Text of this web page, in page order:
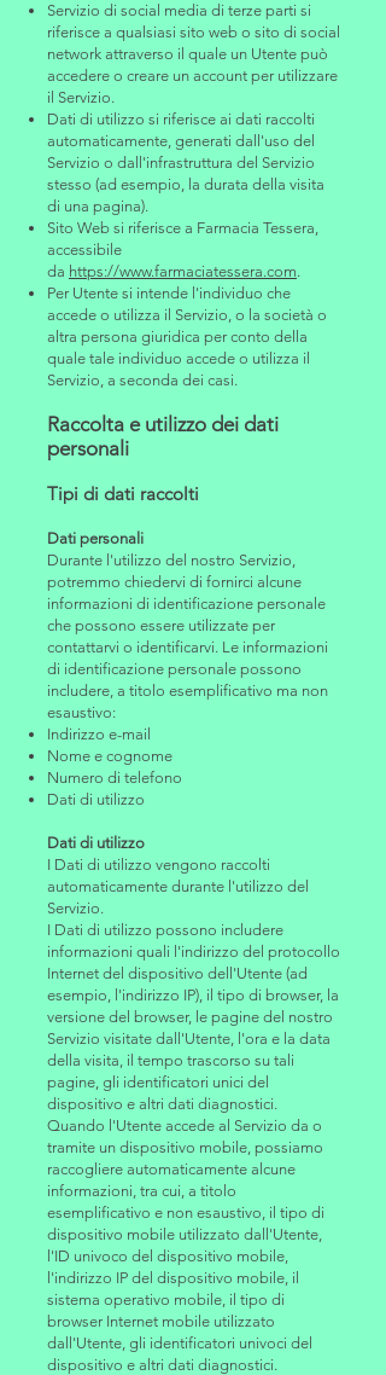
Servizio di social media di terze parti si
riferisce a qualsiasi sito web o sito di social
network attraverso il quale un Utente può
accedere o creare un account per utilizzare
il Servizio.
Dati di utilizzo si riferisce ai dati raccolti
automaticamente, generati dall'uso del
Servizio o dall'infrastruttura del Servizio
stesso (ad esempio, la durata della visita
di una pagina).
Sito Web si riferisce a Farmacia Tessera,
accessibile
da https://www.farmaciatessera.com.
Per Utente si intende l'individuo che
accede o utilizza il Servizio, o la società o
altra persona giuridica per conto della
quale tale individuo accede o utilizza il
Servizio, a seconda dei casi.
Raccolta e utilizzo dei dati
personali
Tipi di dati raccolti
Dati personali
Durante l'utilizzo del nostro Servizio,
potremmo chiedervi di fornirci alcune
informazioni di identificazione personale
che possono essere utilizzate per
contattarvi o identificarvi. Le informazioni
di identificazione personale possono
includere, a titolo esemplificativo ma non
esaustivo:
Indirizzo e-mail
Nome e cognome
Numero di telefono
Dati di utilizzo
Dati di utilizzo
I Dati di utilizzo vengono raccolti
automaticamente durante l'utilizzo del
Servizio.
I Dati di utilizzo possono includere
informazioni quali l'indirizzo del protocollo
Internet del dispositivo dell'Utente (ad
esempio, l'indirizzo IP), il tipo di browser, la
versione del browser, le pagine del nostro
Servizio visitate dall'Utente, l'ora e la data
della visita, il tempo trascorso su tali
pagine, gli identificatori unici del
dispositivo e altri dati diagnostici.
Quando l'Utente accede al Servizio da o
tramite un dispositivo mobile, possiamo
raccogliere automaticamente alcune
informazioni, tra cui, a titolo
esemplificativo e non esaustivo, il tipo di
dispositivo mobile utilizzato dall'Utente,
l'ID univoco del dispositivo mobile,
l'indirizzo IP del dispositivo mobile, il
sistema operativo mobile, il tipo di
browser Internet mobile utilizzato
dall'Utente, gli identificatori univoci del
dispositivo e altri dati diagnostici.